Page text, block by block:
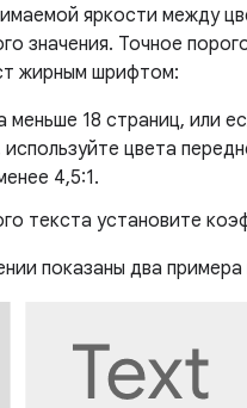
яркости между
значения. Точное
жирным шрифтом:
меньше 18 страниц, или
цвета
4,5:1.
текста установите
показаны два